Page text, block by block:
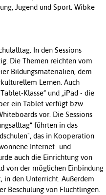
Jugend und Sport. Wibke
In den Sessions
Die Themen reichten vom
Bildungsmaterialien, dem
Lernen. Auch
Klasse“ und „iPad - die
ein Tablet verfügt bzw.
vor. Die Sessions
führten in das
das in Kooperation
Internet- und
auch die Einrichtung von
von der möglichen Einbindung
den Unterricht. Außerdem
Beschulung von Flüchtlingen.